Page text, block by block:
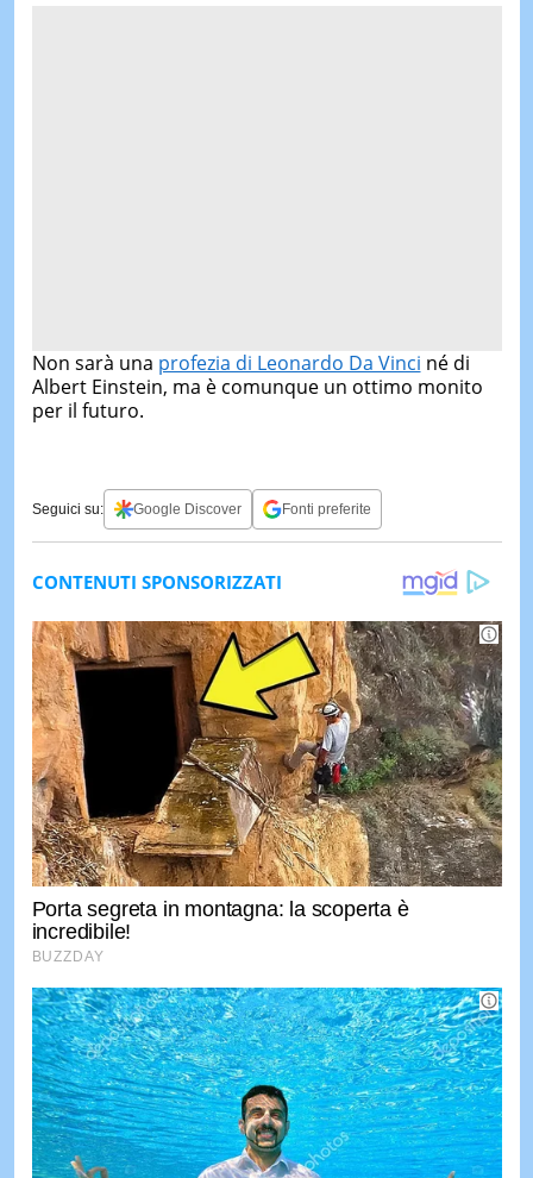
Non sarà una profezia di Leonardo Da Vinci né di
Albert Einstein, ma è comunque un ottimo monito
per il futuro.
Seguici su: Google Discover Fonti preferite